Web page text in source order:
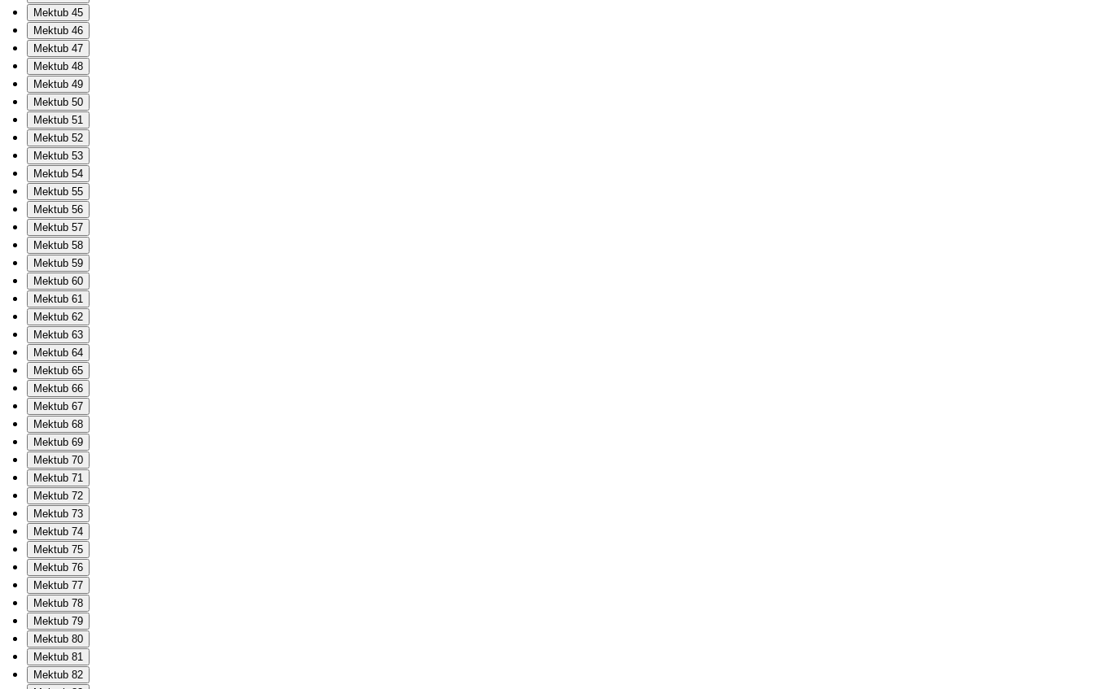
Mektub 45
Mektub 46
Mektub 47
Mektub 48
Mektub 49
Mektub 50
Mektub 51
Mektub 52
Mektub 53
Mektub 54
Mektub 55
Mektub 56
Mektub 57
Mektub 58
Mektub 59
Mektub 60
Mektub 61
Mektub 62
Mektub 63
Mektub 64
Mektub 65
Mektub 66
Mektub 67
Mektub 68
Mektub 69
Mektub 70
Mektub 71
Mektub 72
Mektub 73
Mektub 74
Mektub 75
Mektub 76
Mektub 77
Mektub 78
Mektub 79
Mektub 80
Mektub 81
Mektub 82